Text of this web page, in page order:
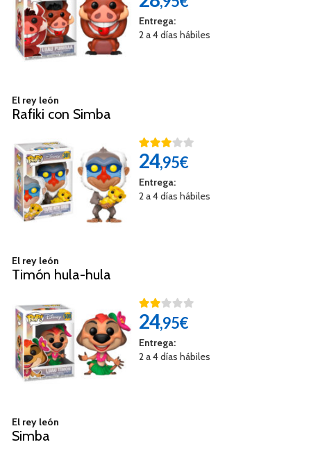
Entrega:
2 a 4 días hábiles
El rey león
Rafiki con Simba
24,95€
Entrega:
2 a 4 días hábiles
El rey león
Timón hula-hula
24,95€
Entrega:
2 a 4 días hábiles
El rey león
Simba